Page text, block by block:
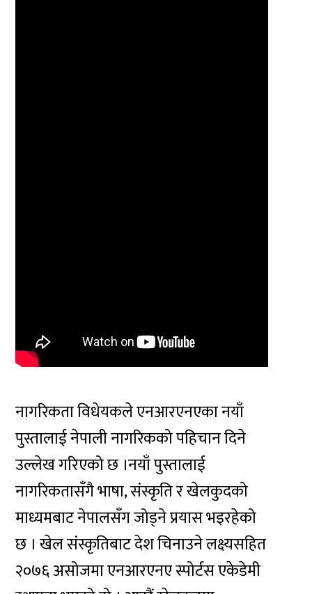
नागरिकता विधेयकले एनआरएनएका नयाँ
पुस्तालाई नेपाली नागरिकको पहिचान दिने
उल्लेख गरिएको छ ।नयाँ पुस्तालाई
नागरिकतासँगै भाषा, संस्कृति र खेलकुदको
माध्यमबाट नेपालसँग जोड्ने प्रयास भइरहेको
छ । खेल संस्कृतिबाट देश चिनाउने लक्ष्यसहित
२०७६ असोजमा एनआरएनए स्पोर्टस एकेडेमी